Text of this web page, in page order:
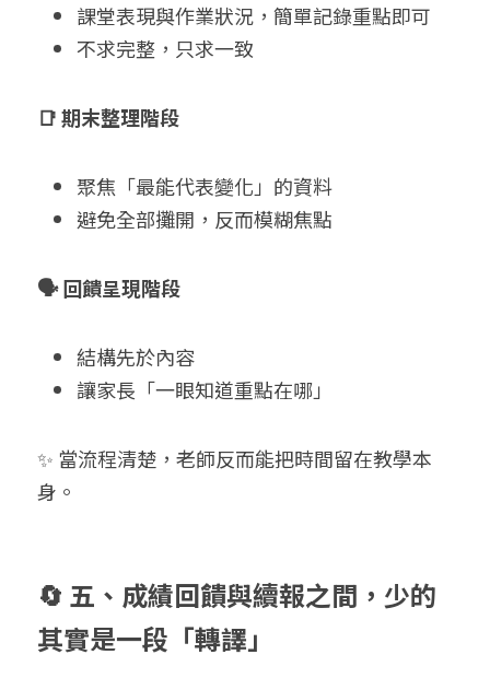
課堂表現與作業狀況，簡單記錄重點即可
不求完整，只求一致
📑 期末整理階段
聚焦「最能代表變化」的資料
避免全部攤開，反而模糊焦點
🗣 回饋呈現階段
結構先於內容
讓家長「一眼知道重點在哪」
✨ 當流程清楚，老師反而能把時間留在教學本
身。
🔄 五、成績回饋與續報之間，少的
其實是一段「轉譯」